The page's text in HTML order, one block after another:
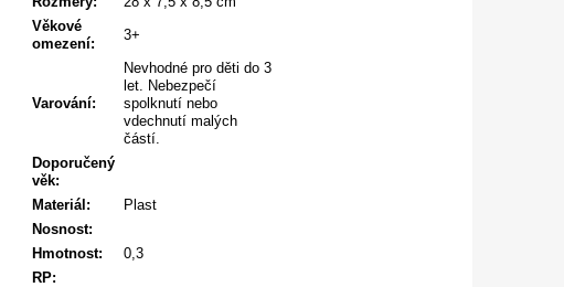
Věkové
omezení:
3+
Varování:
Nevhodné pro děti do 3
let. Nebezpečí
spolknutí nebo
vdechnutí malých
částí.
Doporučený
věk:
Materiál:
Plast
Nosnost:
Hmotnost:
0,3
RP: